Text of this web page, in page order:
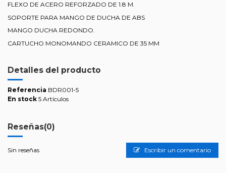
FLEXO DE ACERO REFORZADO DE 1.8 M.
SOPORTE PARA MANGO DE DUCHA DE ABS
MANGO DUCHA REDONDO.
CARTUCHO MONOMANDO CERAMICO DE 35 MM
Detalles del producto
Referencia BDR001-5
En stock 5 Artículos
Reseñas(0)
Sin reseñas Escribir un comentario